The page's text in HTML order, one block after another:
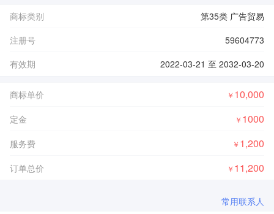
商标类别
第35类 广告贸易
注册号
59604773
有效期
2022-03-21 至 2032-03-20
商标单价 ￥ 10,000
定金 ￥ 1000
服务费 ￥ 1,200
订单总价 ￥ 11,200
常用联系人